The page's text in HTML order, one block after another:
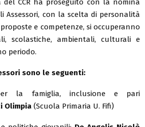
Assessori, con la scelta di personalità
e competenze, si occuperanno
scolastiche, ambientali, culturali e
periodo.
sono le seguenti:
la famiglia, inclusione e pari
Olimpia (Scuola Primaria U. Fifi)